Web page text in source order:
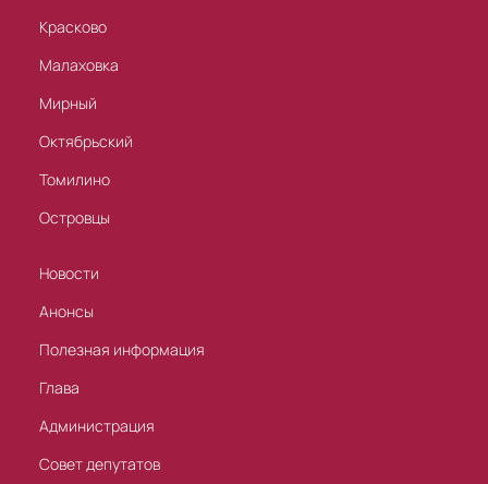
Красково
Малаховка
Мирный
Октябрьский
Томилино
Островцы
Новости
Анонсы
Полезная информация
Глава
Администрация
Совет депутатов